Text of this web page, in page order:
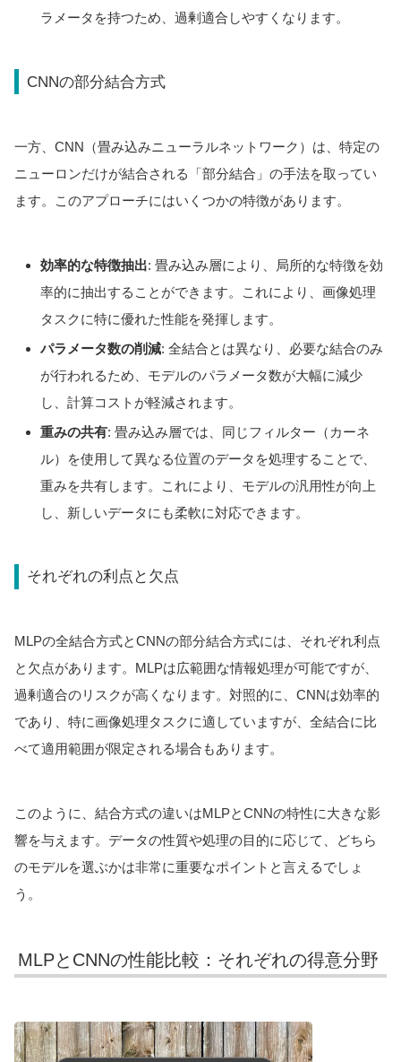
ラメータを持つため、過剰適合しやすくなります。
CNNの部分結合方式
一方、CNN（畳み込みニューラルネットワーク）は、特定の
ニューロンだけが結合される「部分結合」の手法を取ってい
ます。このアプローチにはいくつかの特徴があります。
効率的な特徴抽出: 畳み込み層により、局所的な特徴を効
率的に抽出することができます。これにより、画像処理
タスクに特に優れた性能を発揮します。
パラメータ数の削減: 全結合とは異なり、必要な結合のみ
が行われるため、モデルのパラメータ数が大幅に減少
し、計算コストが軽減されます。
重みの共有: 畳み込み層では、同じフィルター（カーネ
ル）を使用して異なる位置のデータを処理することで、
重みを共有します。これにより、モデルの汎用性が向上
し、新しいデータにも柔軟に対応できます。
それぞれの利点と欠点
MLPの全結合方式とCNNの部分結合方式には、それぞれ利点
と欠点があります。MLPは広範囲な情報処理が可能ですが、
過剰適合のリスクが高くなります。対照的に、CNNは効率的
であり、特に画像処理タスクに適していますが、全結合に比
べて適用範囲が限定される場合もあります。
このように、結合方式の違いはMLPとCNNの特性に大きな影
響を与えます。データの性質や処理の目的に応じて、どちら
のモデルを選ぶかは非常に重要なポイントと言えるでしょ
う。
MLPとCNNの性能比較：それぞれの得意分野